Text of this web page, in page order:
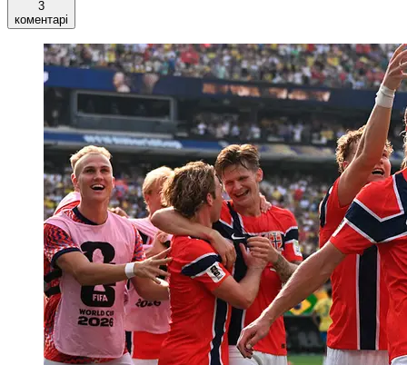
3
коментарі